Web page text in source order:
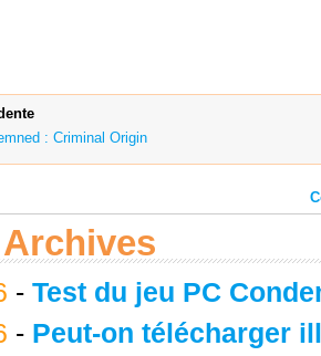
: Criminal Origin
- Test du jeu PC
- Peut-on télécharger